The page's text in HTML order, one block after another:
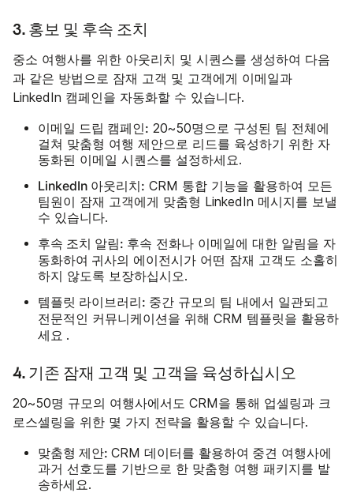
3. 홍보 및 후속 조치
중소 여행사를 위한 아웃리치 및 시퀀스를 생성하여 다음
과 같은 방법으로 잠재 고객 및 고객에게 이메일과
LinkedIn 캠페인을 자동화할 수 있습니다.
이메일 드립 캠페인: 20~50명으로 구성된 팀 전체에
걸쳐 맞춤형 여행 제안으로 리드를 육성하기 위한 자
동화된 이메일 시퀀스를 설정하세요.
LinkedIn 아웃리치: CRM 통합 기능을 활용하여 모든
팀원이 잠재 고객에게 맞춤형 LinkedIn 메시지를 보낼
수 있습니다.
후속 조치 알림: 후속 전화나 이메일에 대한 알림을 자
동화하여 귀사의 에이전시가 어떤 잠재 고객도 소홀히
하지 않도록 보장하십시오.
템플릿 라이브러리: 중간 규모의 팀 내에서 일관되고
전문적인 커뮤니케이션을 위해 CRM 템플릿을 활용하
세요 .
4. 기존 잠재 고객 및 고객을 육성하십시오
20~50명 규모의 여행사에서도 CRM을 통해 업셀링과 크
로스셀링을 위한 몇 가지 전략을 활용할 수 있습니다.
맞춤형 제안: CRM 데이터를 활용하여 중견 여행사에
과거 선호도를 기반으로 한 맞춤형 여행 패키지를 발
송하세요.